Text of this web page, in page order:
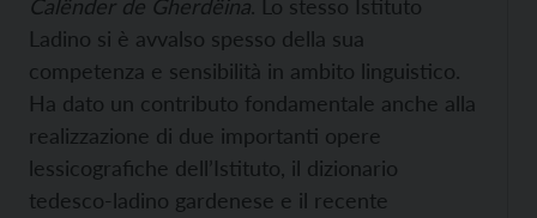
Calënder de Gherdëina. Lo stesso Istituto
Ladino si è avvalso spesso della sua
competenza e sensibilità in ambito linguistico.
Ha dato un contributo fondamentale anche alla
realizzazione di due importanti opere
lessicografiche dell’Istituto, il dizionario
tedesco-ladino gardenese e il recente